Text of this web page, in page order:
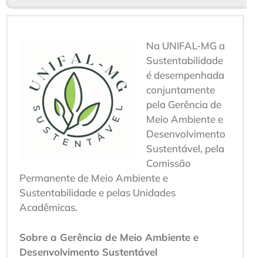
Na UNIFAL-MG a
Sustentabilidade
é desempenhada
conjuntamente
pela Gerência de
Meio Ambiente e
Desenvolvimento
Sustentável, pela
Comissão
Permanente de Meio Ambiente e
Sustentabilidade e pelas Unidades
Acadêmicas.
Sobre a Gerência de Meio Ambiente e
Desenvolvimento Sustentável